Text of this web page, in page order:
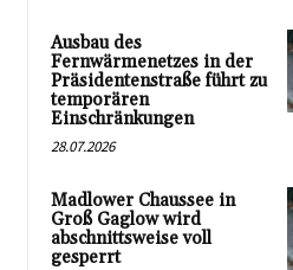
Ausbau des
Fernwärmenetzes in der
Präsidentenstraße führt zu
temporären
Einschränkungen
28.07.2026
Madlower Chaussee in
Groß Gaglow wird
abschnittsweise voll
gesperrt